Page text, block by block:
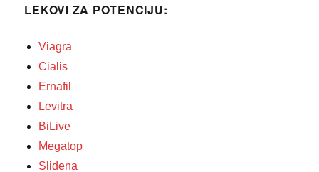
LEKOVI ZA POTENCIJU:
Viagra
Cialis
Ernafil
Levitra
BiLive
Megatop
Slidena